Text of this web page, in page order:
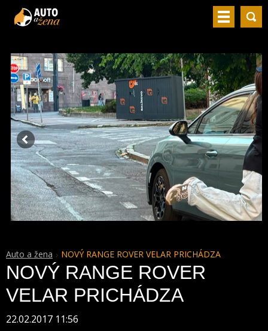
Auto a žena NOVÝ RANGE ROVER VELAR PRICHÁDZA
NOVÝ RANGE ROVER
VELAR PRICHÁDZA
22.02.2017 11:56